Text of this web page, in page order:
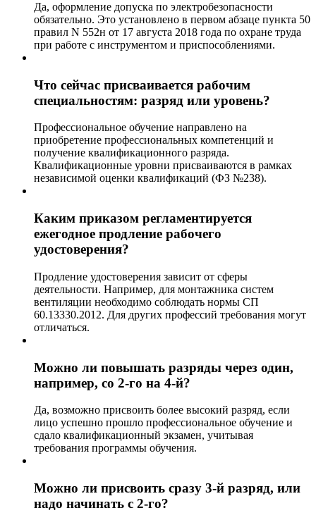
Да, оформление допуска по электробезопасности
обязательно. Это установлено в первом абзаце пункта 50
правил N 552н от 17 августа 2018 года по охране труда
при работе с инструментом и приспособлениями.
Что сейчас присваивается рабочим
специальностям: разряд или уровень?
Профессиональное обучение направлено на
приобретение профессиональных компетенций и
получение квалификационного разряда.
Квалификационные уровни присваиваются в рамках
независимой оценки квалификаций (ФЗ №238).
Каким приказом регламентируется
ежегодное продление рабочего
удостоверения?
Продление удостоверения зависит от сферы
деятельности. Например, для монтажника систем
вентиляции необходимо соблюдать нормы СП
60.13330.2012. Для других профессий требования могут
отличаться.
Можно ли повышать разряды через один,
например, со 2-го на 4-й?
Да, возможно присвоить более высокий разряд, если
лицо успешно прошло профессиональное обучение и
сдало квалификационный экзамен, учитывая
требования программы обучения.
Можно ли присвоить сразу 3-й разряд, или
надо начинать с 2-го?